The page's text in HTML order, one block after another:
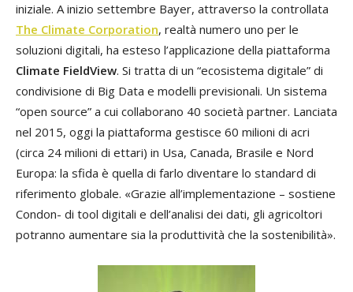
iniziale. A inizio settembre Bayer, attraverso la controllata
The Climate Corporation, realtà numero uno per le
soluzioni digitali, ha esteso l’applicazione della piattaforma
Climate FieldView. Si tratta di un “ecosistema digitale” di
condivisione di Big Data e modelli previsionali. Un sistema
“open source” a cui collaborano 40 società partner. Lanciata
nel 2015, oggi la piattaforma gestisce 60 milioni di acri
(circa 24 milioni di ettari) in Usa, Canada, Brasile e Nord
Europa: la sfida è quella di farlo diventare lo standard di
riferimento globale. «Grazie all’implementazione – sostiene
Condon- di tool digitali e dell’analisi dei dati, gli agricoltori
potranno aumentare sia la produttività che la sostenibilità».